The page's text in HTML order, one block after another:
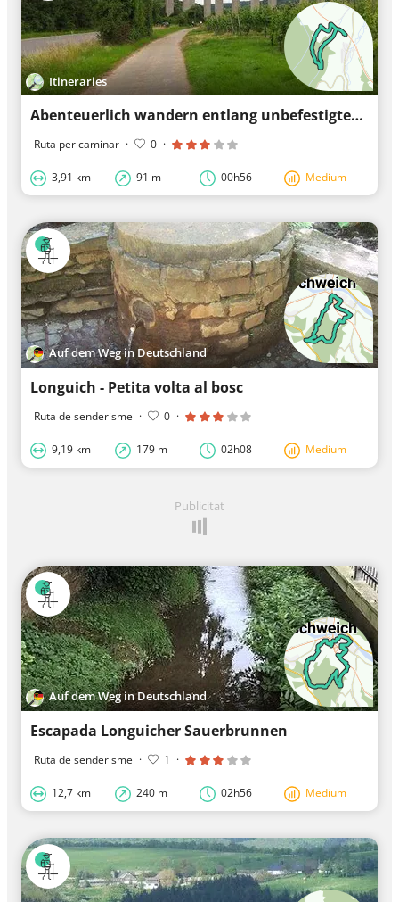
Itineraries
Abenteuerlich wandern entlang unbefestigter Wege in Longuich
Ruta per caminar · 0 ·
3,91 km 91 m 00h56 Medium
Auf dem Weg in Deutschland
Longuich - Petita volta al bosc
Ruta de senderisme · 0 ·
9,19 km 179 m 02h08 Medium
Publicitat
Auf dem Weg in Deutschland
Escapada Longuicher Sauerbrunnen
Ruta de senderisme · 1 ·
12,7 km 240 m 02h56 Medium